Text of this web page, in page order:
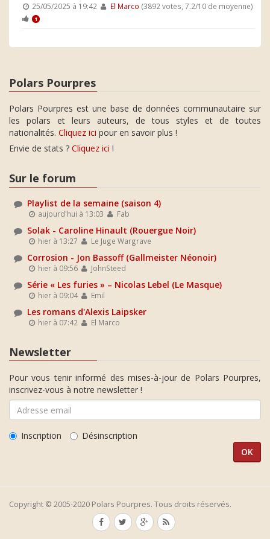
25/05/2025 à 19:42 El Marco (3892 votes, 7.2/10 de moyenne)
1
Polars Pourpres
Polars Pourpres est une base de données communautaire sur
les polars et leurs auteurs, de tous styles et de toutes
nationalités. Cliquez ici pour en savoir plus !
Envie de stats ? Cliquez ici !
Sur le forum
Playlist de la semaine (saison 4)
aujourd'hui à 13:03 Fab
Solak - Caroline Hinault (Rouergue Noir)
hier à 13:27 Le Juge Wargrave
Corrosion - Jon Bassoff (Gallmeister Néonoir)
hier à 09:56 JohnSteed
Série « Les furies » – Nicolas Lebel (Le Masque)
hier à 09:04 Emil
Les romans d'Alexis Laipsker
hier à 07:42 El Marco
Newsletter
Pour vous tenir informé des mises-à-jour de Polars Pourpres,
inscrivez-vous à notre newsletter !
Inscription Désinscription
Copyright © 2005-2020 Polars Pourpres. Tous droits réservés.